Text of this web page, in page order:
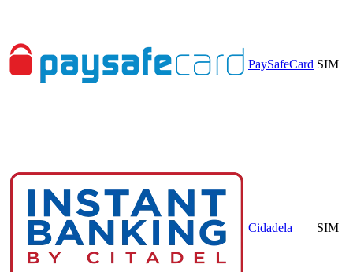
PaySafeCard SIM
Cidadela SIM